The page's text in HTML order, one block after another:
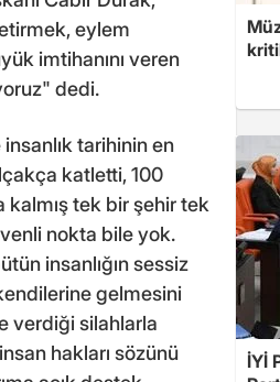
eylem
imtihanını veren
dedi.
tarihinin en
katletti, 100
tek bir şehir tek
nokta bile yok.
insanlığın sessiz
gelmesini
verdiği silahlarla
hakları sözünü
İYİ